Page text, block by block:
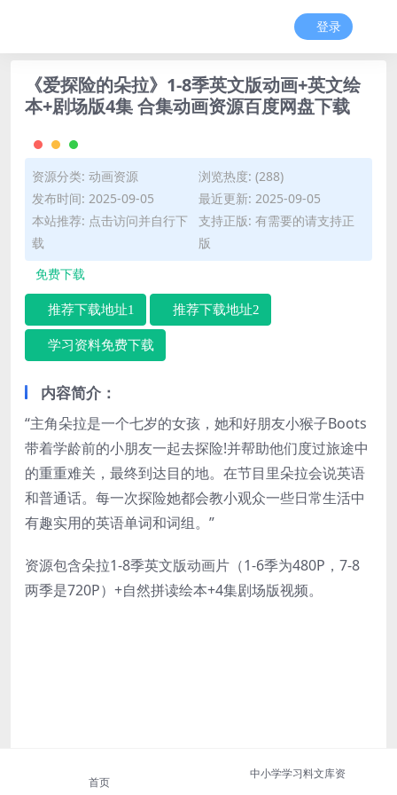
登录
《爱探险的朵拉》1-8季英文版动画+英文绘
本+剧场版4集 合集动画资源百度网盘下载
资源分类: 动画资源
浏览热度: (288)
发布时间: 2025-09-05
最近更新: 2025-09-05
本站推荐: 点击访问并自行下
载
支持正版: 有需要的请支持正
版
免费下载
推荐下载地址1 推荐下载地址2
学习资料免费下载
内容简介：
“主角朵拉是一个七岁的女孩，她和好朋友小猴子Boots
带着学龄前的小朋友一起去探险!并帮助他们度过旅途中
的重重难关，最终到达目的地。在节目里朵拉会说英语
和普通话。每一次探险她都会教小观众一些日常生活中
有趣实用的英语单词和词组。”
资源包含朵拉1-8季英文版动画片（1-6季为480P，7-8
两季是720P）+自然拼读绘本+4集剧场版视频。
首页
中小学学习料文库资